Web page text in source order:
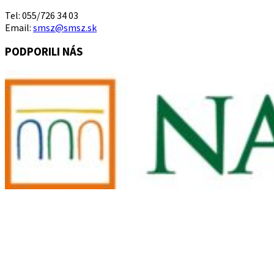
Tel: 055/726 34 03
Email: smsz@smsz.sk
PODPORILI NÁS